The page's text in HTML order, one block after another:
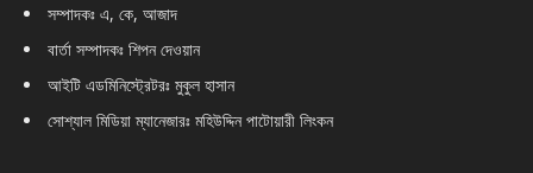
সম্পাদকঃ এ, কে, আজাদ
বার্তা সম্পাদকঃ শিপন দেওয়ান
আইটি এডমিনিস্ট্রেটরঃ মুকুল হাসান
সোশ্যাল মিডিয়া ম্যানেজারঃ মহিউদ্দিন পাটোয়ারী লিংকন